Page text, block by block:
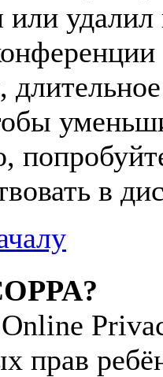
или
в
прав